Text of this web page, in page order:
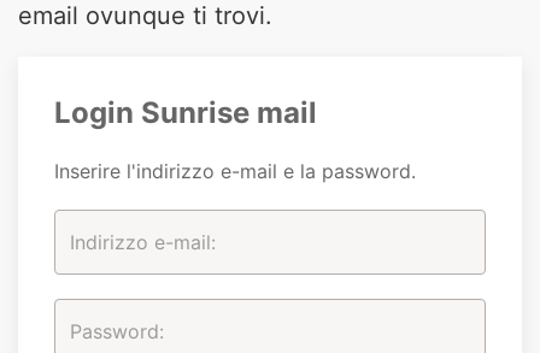
email ovunque ti trovi.
Login Sunrise mail
Inserire l'indirizzo e-mail e la password.